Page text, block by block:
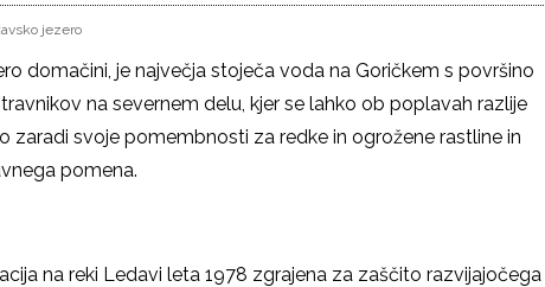
jezero
domačini, je največja stoječa voda na Goričkem s površino
na severnem delu, kjer se lahko ob poplavah razlije
zaradi svoje pomembnosti za redke in ogrožene rastline in
pomena.
na reki Ledavi leta 1978 zgrajena za zaščito razvijajočega